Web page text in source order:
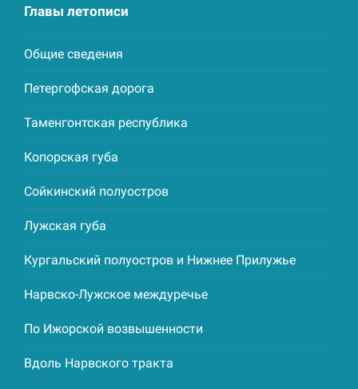
Главы летописи
Общие сведения
Петергофская дорога
Таменгонтская республика
Копорская губа
Сойкинский полуостров
Лужская губа
Кургальский полуостров и Нижнее Прилужье
Нарвско-Лужское междуречье
По Ижорской возвышенности
Вдоль Нарвского тракта